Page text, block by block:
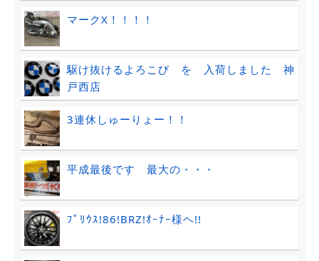
マークX！！！！
駆け抜けるよろこび を 入荷しました 神
戸西店
3連休しゅーりょー！！
平成最後です 最大の・・・
ﾌﾟﾘｳｽ!86!BRZ!ｵｰﾅｰ様ヘ!!